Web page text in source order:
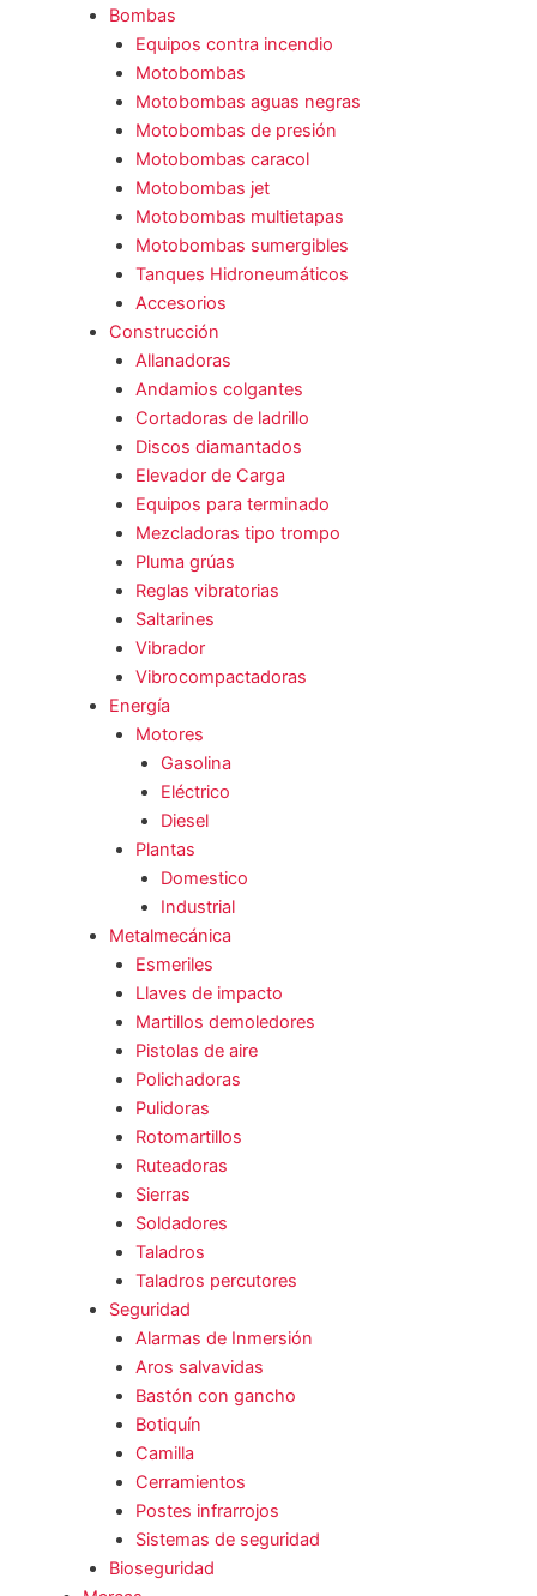
Bombas
Equipos contra incendio
Motobombas
Motobombas aguas negras
Motobombas de presión
Motobombas caracol
Motobombas jet
Motobombas multietapas
Motobombas sumergibles
Tanques Hidroneumáticos
Accesorios
Construcción
Allanadoras
Andamios colgantes
Cortadoras de ladrillo
Discos diamantados
Elevador de Carga
Equipos para terminado
Mezcladoras tipo trompo
Pluma grúas
Reglas vibratorias
Saltarines
Vibrador
Vibrocompactadoras
Energía
Motores
Gasolina
Eléctrico
Diesel
Plantas
Domestico
Industrial
Metalmecánica
Esmeriles
Llaves de impacto
Martillos demoledores
Pistolas de aire
Polichadoras
Pulidoras
Rotomartillos
Ruteadoras
Sierras
Soldadores
Taladros
Taladros percutores
Seguridad
Alarmas de Inmersión
Aros salvavidas
Bastón con gancho
Botiquín
Camilla
Cerramientos
Postes infrarrojos
Sistemas de seguridad
Bioseguridad